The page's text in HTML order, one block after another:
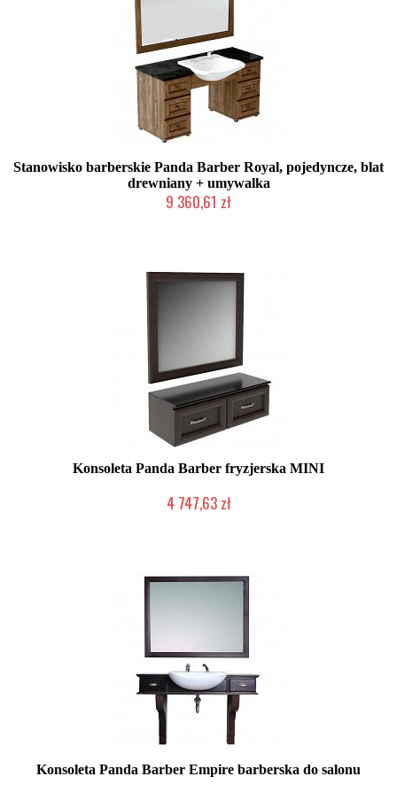
Stanowisko barberskie Panda Barber Royal, pojedyncze, blat
drewniany + umywalka
9 360,61 zł
Konsoleta Panda Barber fryzjerska MINI
4 747,63 zł
Konsoleta Panda Barber Empire barberska do salonu